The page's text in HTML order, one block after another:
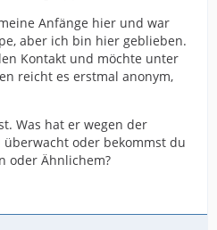
Anfänge hier und war
aber ich bin hier geblieben.
Kontakt und möchte unter
reicht es erstmal anonym,
Was hat er wegen der
oder bekommst du
oder Ähnlichem?